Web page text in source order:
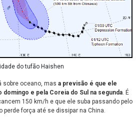
do tufão Haishen
sobre oceano, mas a previsão é que ele
domingo e pela Coreia do Sul na segunda . É
150 km/h e que ele suba passando pelo
perde força até se dissipar na China.